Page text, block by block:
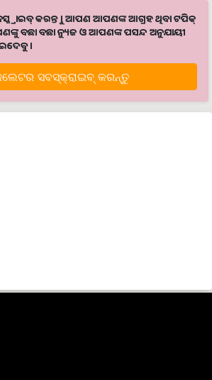
କରନ୍ତୁ । ଆପଣ ଆପଣଙ୍କ ଆଗ୍ରହ ଥିବା ଟପିକ୍‌
ବଛା ବଛା ନ୍ୟୁଜ ଓ ଆପଣଙ୍କ ପସନ୍ଦ ଅନୁଯାୟୀ
।
ସବସ୍କ୍ରାଇବ୍‌ କରନ୍ତୁ